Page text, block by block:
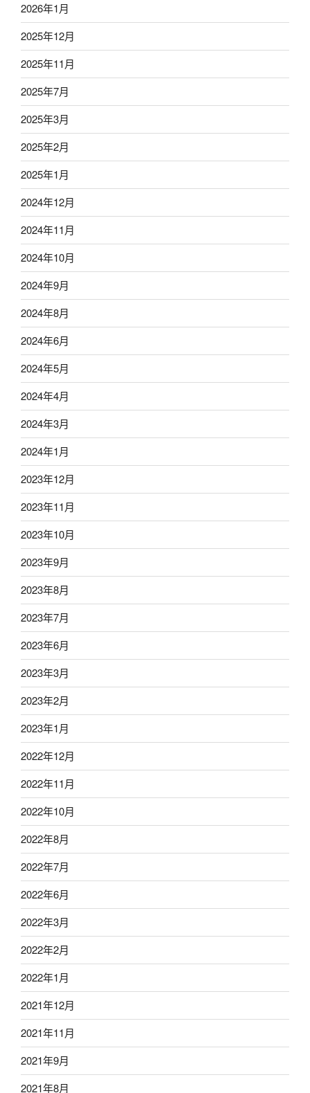
2026年1月
2025年12月
2025年11月
2025年7月
2025年3月
2025年2月
2025年1月
2024年12月
2024年11月
2024年10月
2024年9月
2024年8月
2024年6月
2024年5月
2024年4月
2024年3月
2024年1月
2023年12月
2023年11月
2023年10月
2023年9月
2023年8月
2023年7月
2023年6月
2023年3月
2023年2月
2023年1月
2022年12月
2022年11月
2022年10月
2022年8月
2022年7月
2022年6月
2022年3月
2022年2月
2022年1月
2021年12月
2021年11月
2021年9月
2021年8月